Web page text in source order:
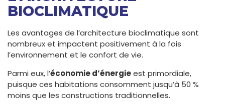
BIOCLIMATIQUE
Les avantages de l’architecture bioclimatique sont
nombreux et impactent positivement à la fois
l’environnement et le confort de vie.
Parmi eux, l’économie d’énergieest primordiale,
puisque ces habitations consomment jusqu’à 50 %
moins que les constructions traditionnelles.